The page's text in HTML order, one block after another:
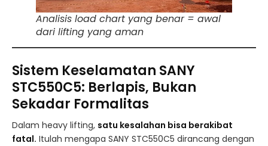
Analisis load chart yang benar = awal
dari lifting yang aman
Sistem Keselamatan SANY
STC550C5: Berlapis, Bukan
Sekadar Formalitas
Dalam heavy lifting, satu kesalahan bisa berakibat
fatal. Itulah mengapa SANY STC550C5 dirancang dengan